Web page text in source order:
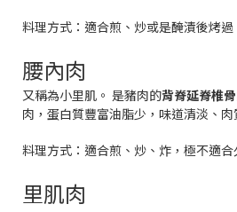
料理方式： 適合煎、炒或是醃漬後烤過
腰內肉
又稱為小里肌。 是豬肉的背脊延脊椎
肉，蛋白質豐富油脂少，味道清淡、肉
料理方式： 適合煎、炒、炸，極不適合
里肌肉